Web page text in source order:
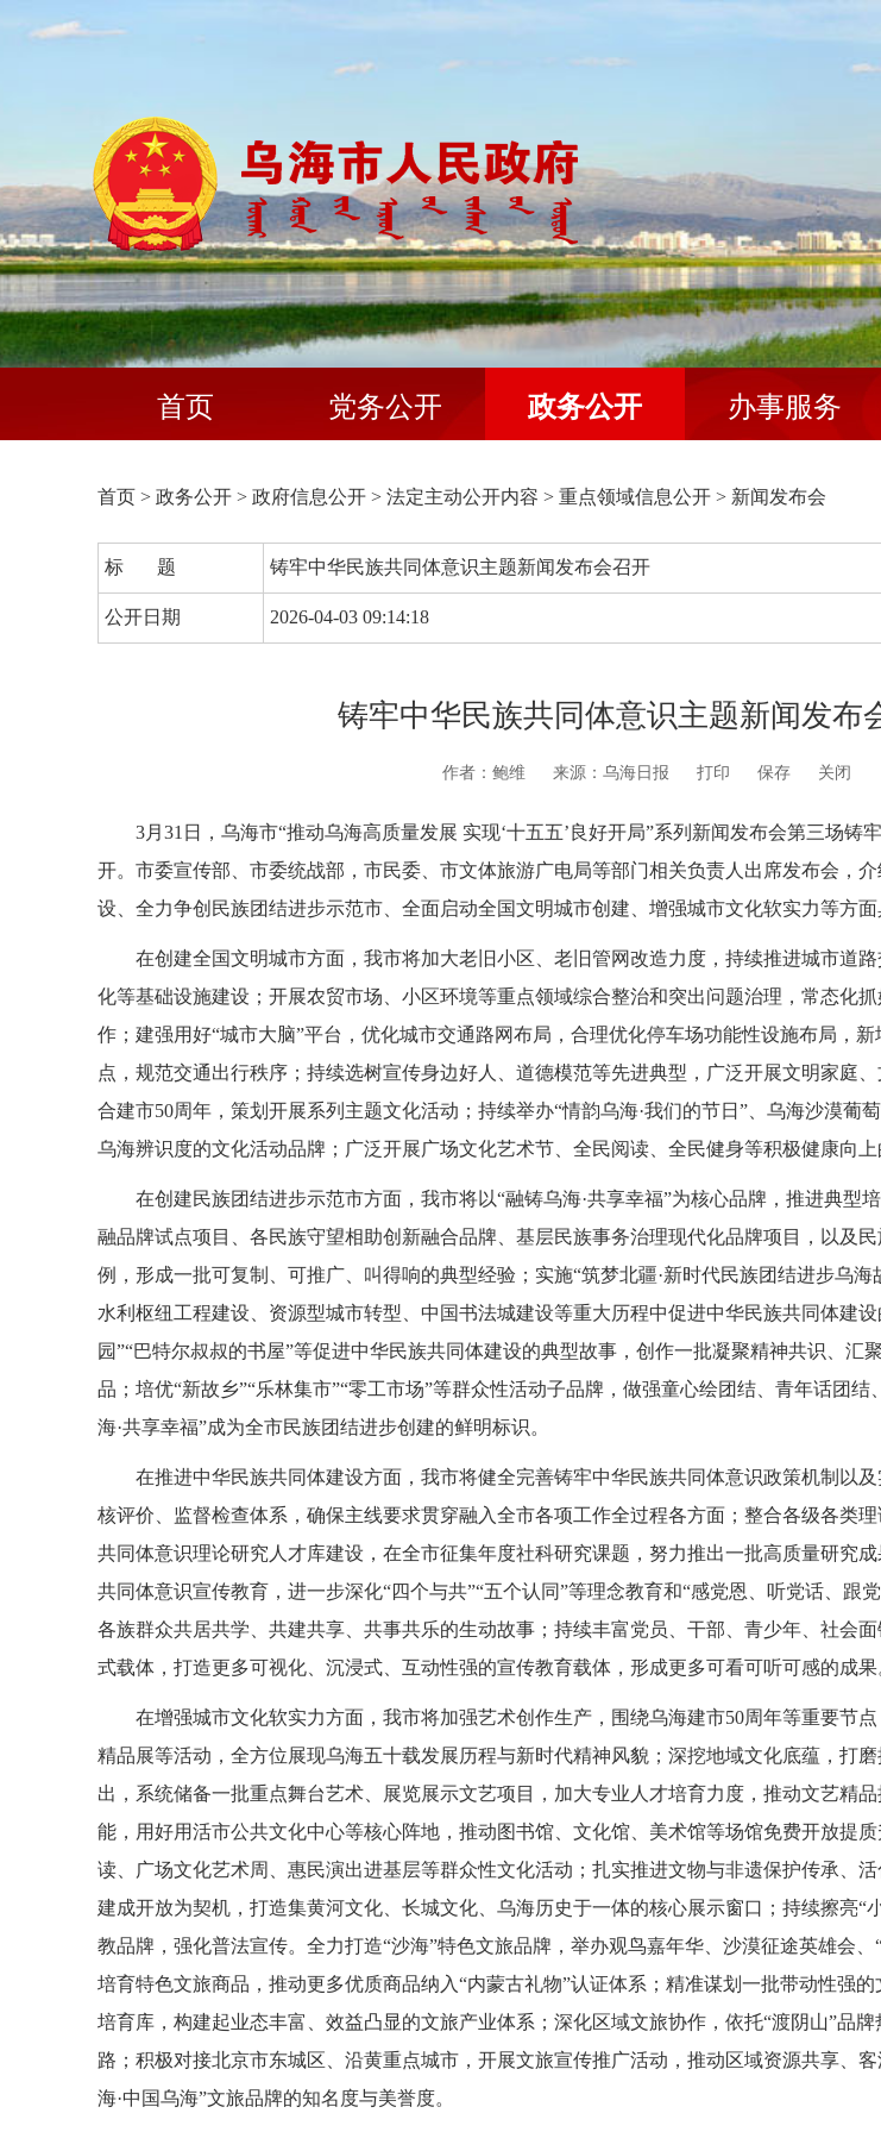
首页 党务公开 政务公开 办事服务
首页 > 政务公开 > 政府信息公开 > 法定主动公开内容 > 重点领域信息公开 > 新闻发布会
标 题 铸牢中华民族共同体意识主题新闻发布会召开
公开日期 2026-04-03 09:14:18
铸牢中华民族共同体意识主题新闻发布
作者：鲍维 来源：乌海日报 打印 保存 关闭
3月31日，乌海市“推动乌海高质量发展 实现‘十五五’良好开局”系列新闻发布会第三场铸
开。市委宣传部、市委统战部，市民委、市文体旅游广电局等部门相关负责人出席发布会，
设、全力争创民族团结进步示范市、全面启动全国文明城市创建、增强城市文化软实力等方面
在创建全国文明城市方面，我市将加大老旧小区、老旧管网改造力度，持续推进城市道
化等基础设施建设；开展农贸市场、小区环境等重点领域综合整治和突出问题治理，常态化
作；建强用好“城市大脑”平台，优化城市交通路网布局，合理优化停车场功能性设施布局，
点，规范交通出行秩序；持续选树宣传身边好人、道德模范等先进典型，广泛开展文明家庭
合建市50周年，策划开展系列主题文化活动；持续举办“情韵乌海·我们的节日”、乌海沙漠葡
乌海辨识度的文化活动品牌；广泛开展广场文化艺术节、全民阅读、全民健身等积极健康向上
在创建民族团结进步示范市方面，我市将以“融铸乌海·共享幸福”为核心品牌，推进典型
融品牌试点项目、各民族守望相助创新融合品牌、基层民族事务治理现代化品牌项目，以及
例，形成一批可复制、可推广、叫得响的典型经验；实施“筑梦北疆·新时代民族团结进步乌
水利枢纽工程建设、资源型城市转型、中国书法城建设等重大历程中促进中华民族共同体建
园”“巴特尔叔叔的书屋”等促进中华民族共同体建设的典型故事，创作一批凝聚精神共识、汇
品；培优“新故乡”“乐林集市”“零工市场”等群众性活动子品牌，做强童心绘团结、青年话团
海·共享幸福”成为全市民族团结进步创建的鲜明标识。
在推进中华民族共同体建设方面，我市将健全完善铸牢中华民族共同体意识政策机制以
核评价、监督检查体系，确保主线要求贯穿融入全市各项工作全过程各方面；整合各级各类
共同体意识理论研究人才库建设，在全市征集年度社科研究课题，努力推出一批高质量研究
共同体意识宣传教育，进一步深化“四个与共”“五个认同”等理念教育和“感党恩、听党话、跟
各族群众共居共学、共建共享、共事共乐的生动故事；持续丰富党员、干部、青少年、社会
式载体，打造更多可视化、沉浸式、互动性强的宣传教育载体，形成更多可看可听可感的成果
在增强城市文化软实力方面，我市将加强艺术创作生产，围绕乌海建市50周年等重要节
精品展等活动，全方位展现乌海五十载发展历程与新时代精神风貌；深挖地域文化底蕴，打
出，系统储备一批重点舞台艺术、展览展示文艺项目，加大专业人才培育力度，推动文艺精
能，用好用活市公共文化中心等核心阵地，推动图书馆、文化馆、美术馆等场馆免费开放提
读、广场文化艺术周、惠民演出进基层等群众性文化活动；扎实推进文物与非遗保护传承、
建成开放为契机，打造集黄河文化、长城文化、乌海历史于一体的核心展示窗口；持续擦亮“
教品牌，强化普法宣传。全力打造“沙海”特色文旅品牌，举办观鸟嘉年华、沙漠征途英雄会
培育特色文旅商品，推动更多优质商品纳入“内蒙古礼物”认证体系；精准谋划一批带动性强
培育库，构建起业态丰富、效益凸显的文旅产业体系；深化区域文旅协作，依托“渡阴山”品
路；积极对接北京市东城区、沿黄重点城市，开展文旅宣传推广活动，推动区域资源共享、
海·中国乌海”文旅品牌的知名度与美誉度。